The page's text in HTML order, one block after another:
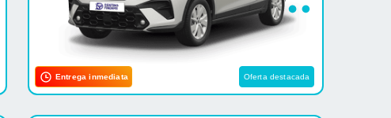
Entrega inmediata Oferta destacada